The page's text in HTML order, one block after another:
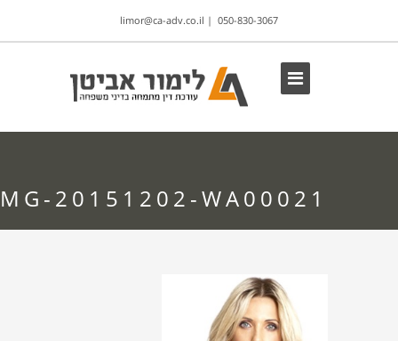
050-830-3067
|
limor@ca-adv.co.il
20151202-WA00021